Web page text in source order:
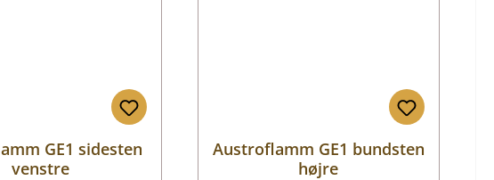
GE1 sidesten
venstre
Austroflamm GE1 bundsten
højre